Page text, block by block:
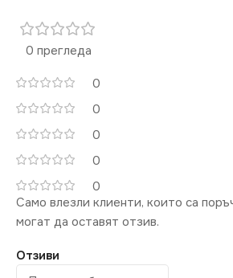
0 прегледа
0
0
0
0
0
Отзиви
Само влезли клиенти, които са
могат да оставят отзив.